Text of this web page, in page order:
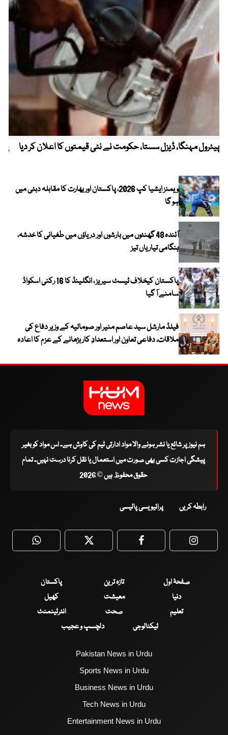
پیٹرول مہنگا، ڈیزل سستا، حکومت نے نئی قیمتوں کا اعلان کر دیا
ویمنز ایشیا کپ 2026، پاکستان اور بھارت کا مقابلہ دبئی میں
ہو گا
آئندہ 48 گھنٹوں میں بارشوں اور دریاؤں میں طغیانی کا خدشہ،
ہنگامی تیاریاں تیز
پاکستان کیخلاف ٹیسٹ سیریز ، انگلینڈ کا 16 رکنی اسکواڈ
سامنے آ گیا
فیلڈ مارشل سید عاصم منیر اور صومالیہ کے وزیر دفاع کی
ملاقات، دفاعی تعاون اور استعدادِ کار بڑھانے کے عزم کا اعادہ
ہم نیوز پر شائع یا نشر ہونے والا مواد ادارتی ٹیم کی کاوش ہے۔ اس مواد کو بغیر
پیشگی اجازت کسی بھی صورت میں استعمال یا نقل کرنا درست نہیں۔ تمام
حقوق محفوظ ہیں © 2026
رابطہ کریں پرائیویسی پالیسی
WhatsApp Twitter Facebook
صفحۂ اول تازہ ترین
پاکستان
دنیا
معیشت
کھیل
تعلیم
صحت
انٹرٹینمنٹ
ٹیکنالوجی
دلچسپ و عجیب
Pakistan News in Urdu
Sports News in Urdu
Business News in Urdu
Tech News in Urdu
Entertainment News in Urdu